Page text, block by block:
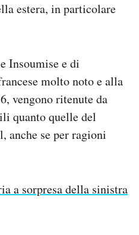
estera, in particolare
Insoumise e di
molto noto e alla
vengono ritenute da
quanto quelle del
anche se per ragioni
a sorpresa della sinistra